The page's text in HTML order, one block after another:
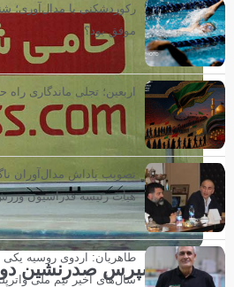
هما اکسپرس صدرنشین
رکوردشکنی یا مدال‌آوری؛
موفق بود؟
اربعین؛ تجلی ماندگاری راه
تصویب پاداش مدال‌آوران
هیأت رئیسه فدراسیون
طاهریان: اردوی روسیه یکی
سال‌های اخیر تیم ملی